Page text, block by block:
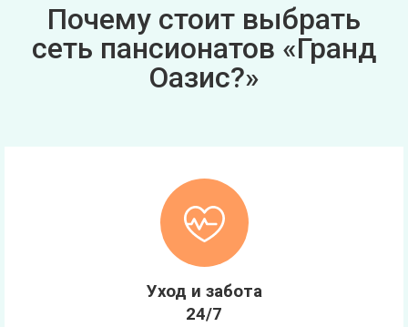
Почему стоит выбрать
сеть пансионатов «Гранд
Оазис?»
Уход и забота
24/7